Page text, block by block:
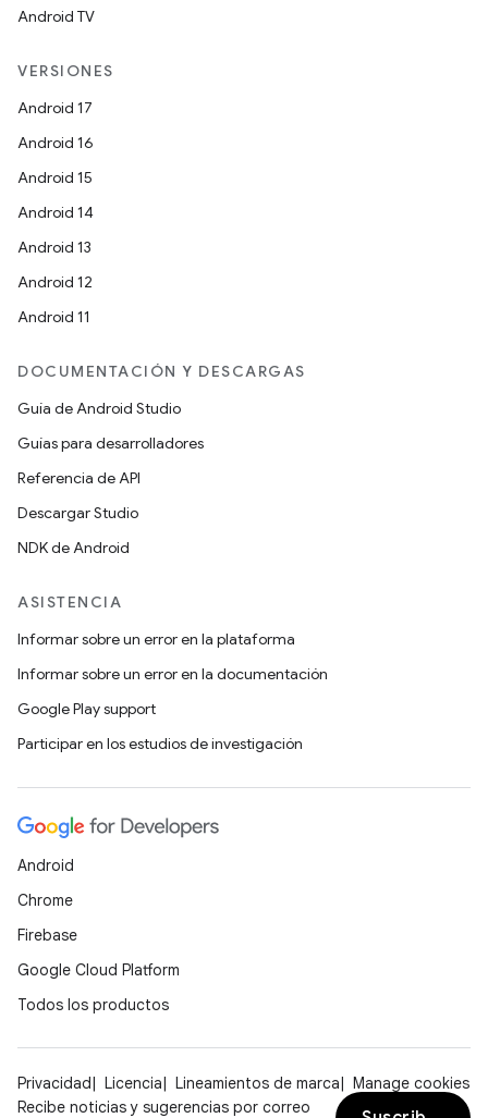
Android TV
VERSIONES
Android 17
Android 16
Android 15
Android 14
Android 13
Android 12
Android 11
DOCUMENTACIÓN Y DESCARGAS
Guía de Android Studio
Guías para desarrolladores
Referencia de API
Descargar Studio
NDK de Android
ASISTENCIA
Informar sobre un error en la plataforma
Informar sobre un error en la documentación
Google Play support
Participar en los estudios de investigación
Android
Chrome
Firebase
Google Cloud Platform
Todos los productos
Privacidad Licencia Lineamientos de marca
Manage cookies
Recibe noticias y sugerencias por correo